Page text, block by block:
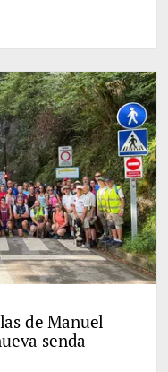
de Manuel
senda